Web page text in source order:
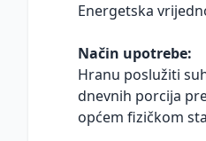
Energetska
Način upotrebe:
Hranu poslužiti
dnevnih porcija
općem fizičkom